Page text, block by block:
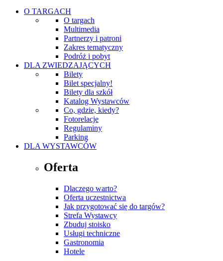
O TARGACH
O targach
Multimedia
Partnerzy i patroni
Zakres tematyczny
Podróż i pobyt
DLA ZWIEDZAJĄCYCH
Bilety
Bilet specjalny!
Bilety dla szkół
Katalog Wystawców
Co, gdzie, kiedy?
Fotorelacje
Regulaminy
Parking
DLA WYSTAWCÓW
Oferta
Dlaczego warto?
Oferta uczestnictwa
Jak przygotować się do targów?
Strefa Wystawcy
Zbuduj stoisko
Usługi techniczne
Gastronomia
Hotele